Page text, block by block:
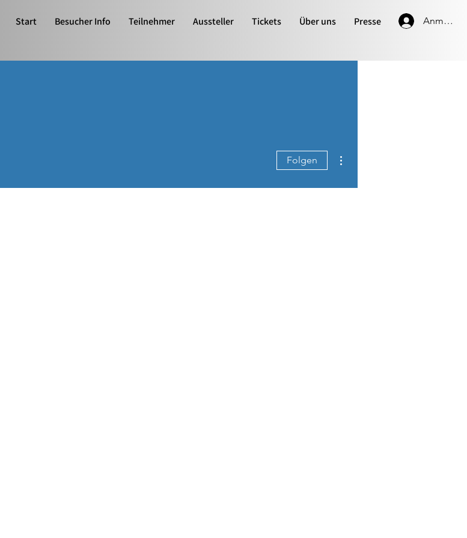
Start Besucher Info Teilnehmer Aussteller Tickets Über uns Presse
Folgen